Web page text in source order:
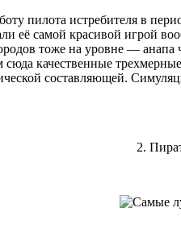
пилота истребителя в
её самой красивой игрой
тоже на уровне —
качественные
составляющей.
2.